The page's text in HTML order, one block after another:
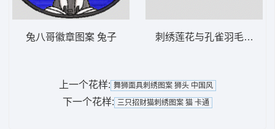
兔八哥徽章图案 兔子 刺绣莲花与孔雀羽毛图案
上一个花样: 舞狮面具刺绣图案 狮头 中国风
下一个花样: 三只招财猫刺绣图案 猫 卡通